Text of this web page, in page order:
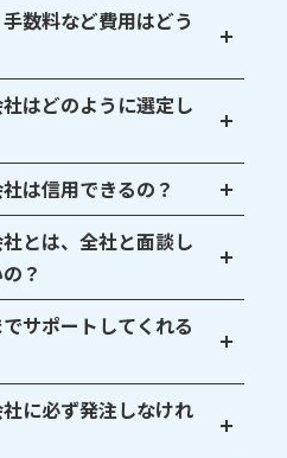
数料など費用はどう
はどのように選定し
は信用できるの？
とは、全社と面談し
？
サポートしてくれる
に必ず発注しなけれ